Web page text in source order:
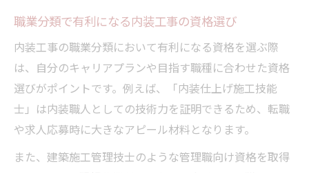
職業分類で有利になる内装工事の資格選び
内装工事の職業分類において有利になる資格を選ぶ際
は、自分のキャリアプランや目指す職種に合わせた資格
選びがポイントです。例えば、「内装仕上げ施工技能
士」は内装職人としての技術力を証明できるため、転職
や求人応募時に大きなアピール材料となります。
また、建築施工管理技士のような管理職向け資格を取得